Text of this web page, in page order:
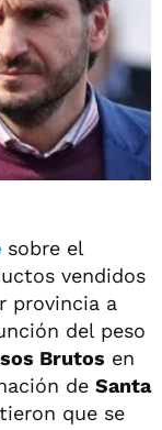
sobre el
vendidos
provincia a
del peso
Brutos en
de Santa
que se